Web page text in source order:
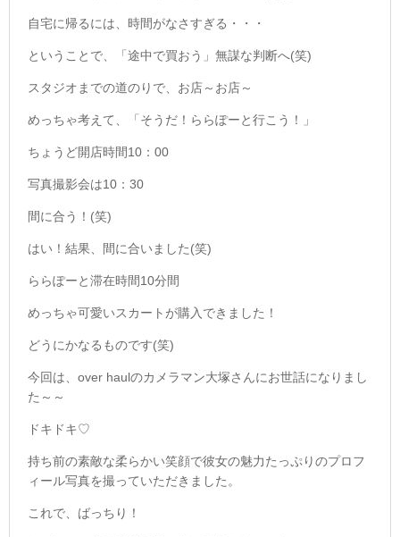
自宅に帰るには、時間がなさすぎる・・・
ということで、「途中で買おう」無謀な判断へ(笑)
スタジオまでの道のりで、お店～お店～
めっちゃ考えて、「そうだ！ららぽーと行こう！」
ちょうど開店時間10：00
写真撮影会は10：30
間に合う！(笑)
はい！結果、間に合いました(笑)
ららぽーと滞在時間10分間
めっちゃ可愛いスカートが購入できました！
どうにかなるものです(笑)
今回は、over haulのカメラマン大塚さんにお世話になりまし
た～～
ドキドキ♡
持ち前の素敵な柔らかい笑顔で彼女の魅力たっぷりのプロフ
ィール写真を撮っていただきました。
これで、ばっちり！